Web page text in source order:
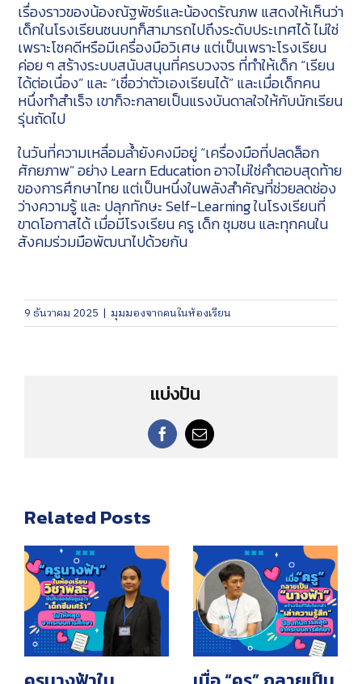
เรื่องราวของน้องณัฐพัชร์และน้องดรัณภพ แสดงให้เห็นว่า
เด็กในโรงเรียนชนบทก็สามารถไปถึงระดับประเทศได้ ไม่ใช่
เพราะโชคดีหรือมีเครื่องมือวิเศษ แต่เป็นเพราะโรงเรียน
ค่อย ๆ สร้างระบบสนับสนุนที่ครบวงจร ที่ทำให้เด็ก “เรียน
ได้ต่อเนื่อง” และ “เชื่อว่าตัวเองเรียนได้” และเมื่อเด็กคน
หนึ่งทำสำเร็จ เขาก็จะกลายเป็นแรงบันดาลใจให้กับนักเรียน
รุ่นถัดไป
ในวันที่ความเหลื่อมล้ำยังคงมีอยู่ “เครื่องมือที่ปลดล็อก
ศักยภาพ” อย่าง Learn Education อาจไม่ใช่คำตอบสุดท้าย
ของการศึกษาไทย แต่เป็นหนึ่งในพลังสำคัญที่ช่วยลดช่อง
ว่างความรู้ และ ปลุกทักษะ Self-Learning ในโรงเรียนที่
ขาดโอกาสได้ เมื่อมีโรงเรียน ครู เด็ก ชุมชน และทุกคนใน
สังคมร่วมมือพัฒนาไปด้วยกัน
9 ธันวาคม 2025 | มุมมองจากคนในห้องเรียน
แบ่งปัน
F
E
Related Posts